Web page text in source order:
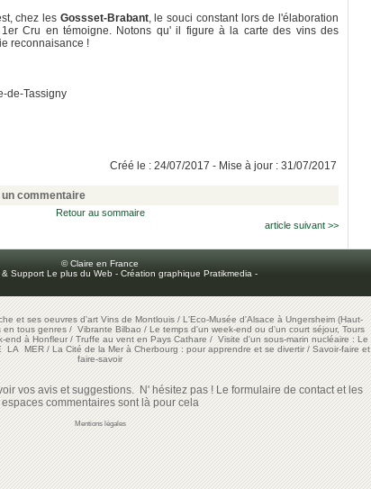
chez les Gossset-Brabant, le souci constant lors de l'élaboration
Cru en témoigne. Notons qu' il figure à la carte des vins des
reconnaisance !
de-Tassigny
Créé le : 24/07/2017 - Mise à jour : 31/07/2017
un commentaire
Retour au sommaire
article suivant >>
© Claire en France
Support Le plus du Web - Création graphique Pratikmedia -
et ses oeuvres d'art Vins de Montlouis/L'Eco-Musée d'Alsace à Ungersheim (Haut-
en tous genres/Vibrante Bilbao/Le temps d'un week-end ou d'un court séjour, Tours
end à Honfleur/Truffe au vent en Pays Cathare/Visite d'un sous-marin nucléaire : Le
LA MER/La Cité de la Mer à Cherbourg : pour apprendre et se divertir/Savoir-faire et
faire-savoir
vos avis et suggestions. N' hésitez pas ! Le formulaire de contact et les
espaces commentaires sont là pour cela
Mentions légales